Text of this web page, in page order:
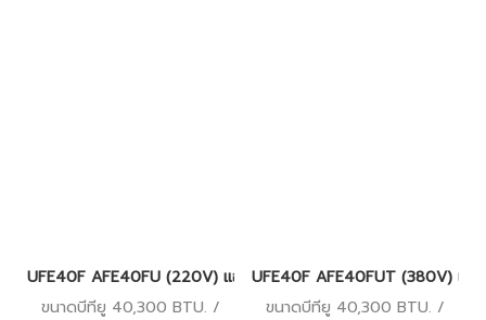
UFE40F AFE40FU (220V) แอร์อีมิเน้นท์ (EMINENT) แบบตั้ง/แข
ขนาดบีทียู 40,300 BTU. /
UFE40F AFE40FUT (380V) แ
ขนาดบีทียู 40,300 BTU. /